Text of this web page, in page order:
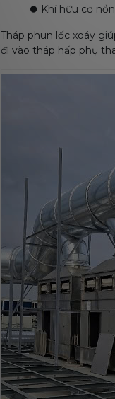
⏺️ Khí hữu cơ
Tháp phun lốc xoáy
đi vào tháp hấp phụ